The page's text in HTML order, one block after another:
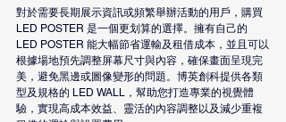
對於需要長期展示資訊或頻繁舉辦活動的用戶，購買
LED POSTER 是一個更划算的選擇。擁有自己的
LED POSTER 能大幅節省運輸及租借成本，並且可以
根據場地預先調整屏幕尺寸與內容，確保畫面呈現完
美，避免黑邊或圖像變形的問題。博英創科提供各類
型及規格的 LED WALL，幫助您打造專業的視覺體
驗，實現高成本效益、靈活的內容調整以及減少重複